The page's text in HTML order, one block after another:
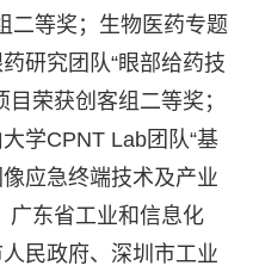
二等奖；生物医药专题
研究团队“眼部给药技
荣获创客组二等奖；
学CPNT Lab团队“基
应急终端技术及产业
广东省工业和信息化
民政府、深圳市工业